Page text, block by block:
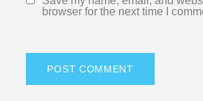
browser for the next time I